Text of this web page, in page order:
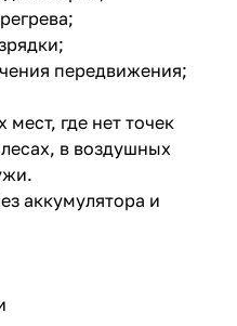
передвижения;
где нет точек
в воздушных
аккумулятора и